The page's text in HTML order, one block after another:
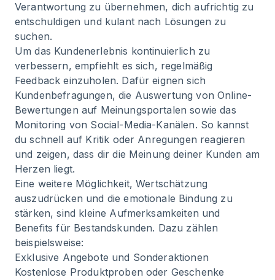
Verantwortung zu übernehmen, dich aufrichtig zu
entschuldigen und kulant nach Lösungen zu
suchen.
Um das Kundenerlebnis kontinuierlich zu
verbessern, empfiehlt es sich, regelmäßig
Feedback einzuholen. Dafür eignen sich
Kundenbefragungen, die Auswertung von Online-
Bewertungen auf Meinungsportalen sowie das
Monitoring von Social-Media-Kanälen. So kannst
du schnell auf Kritik oder Anregungen reagieren
und zeigen, dass dir die Meinung deiner Kunden am
Herzen liegt.
Eine weitere Möglichkeit, Wertschätzung
auszudrücken und die emotionale Bindung zu
stärken, sind kleine Aufmerksamkeiten und
Benefits für Bestandskunden. Dazu zählen
beispielsweise:
Exklusive Angebote und Sonderaktionen
Kostenlose Produktproben oder Geschenke